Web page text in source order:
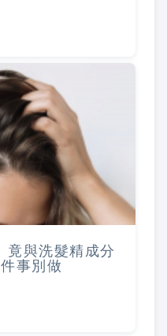
竟與洗髮精成分
事別做